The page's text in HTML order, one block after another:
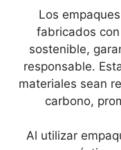
Los
fabricados
sostenible,
responsable.
materiales sean
carbono,
Al utilizar